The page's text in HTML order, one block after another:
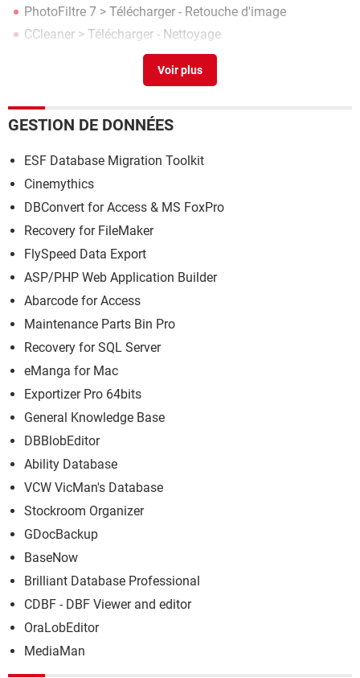
PhotoFiltre 7 > Télécharger - Retouche d'image
CCleaner > Télécharger - Nettoyage
Microsoft Word 2013> Télécharger - Traitement de texte
GESTION DE DONNÉES
ESF Database Migration Toolkit
Cinemythics
DBConvert for Access & MS FoxPro
Recovery for FileMaker
FlySpeed Data Export
ASP/PHP Web Application Builder
Abarcode for Access
Maintenance Parts Bin Pro
Recovery for SQL Server
eManga for Mac
Exportizer Pro 64bits
General Knowledge Base
DBBlobEditor
Ability Database
VCW VicMan's Database
Stockroom Organizer
GDocBackup
BaseNow
Brilliant Database Professional
CDBF - DBF Viewer and editor
OraLobEditor
MediaMan